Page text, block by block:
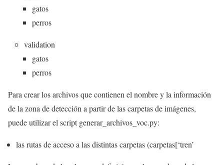
gatos
perros
validation
gatos
perros
Para crear los archivos que contienen el nombre y la información
de la zona de detección a partir de las carpetas de imágenes,
puede utilizar el script generar_archivos_voc.py:
las rutas de acceso a las distintas carpetas (carpetas[‘tren’